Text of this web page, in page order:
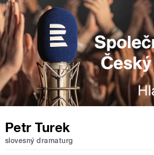
Petr Turek
slovesný dramaturg